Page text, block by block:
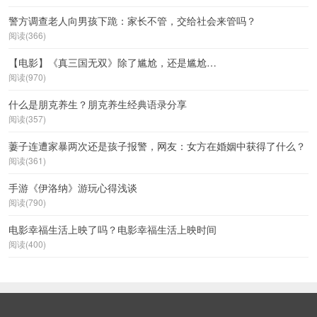
警方调查老人向男孩下跪：家长不管，交给社会来管吗？
阅读(366)
【电影】《真三国无双》除了尴尬，还是尴尬…
阅读(970)
什么是朋克养生？朋克养生经典语录分享
阅读(357)
萋子连遭家暴两次还是孩子报警，网友：女方在婚姻中获得了什么？
阅读(361)
手游《伊洛纳》游玩心得浅谈
阅读(790)
电影幸福生活上映了吗？电影幸福生活上映时间
阅读(400)